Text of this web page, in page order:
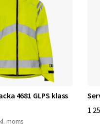
4681 GLPS klass
1